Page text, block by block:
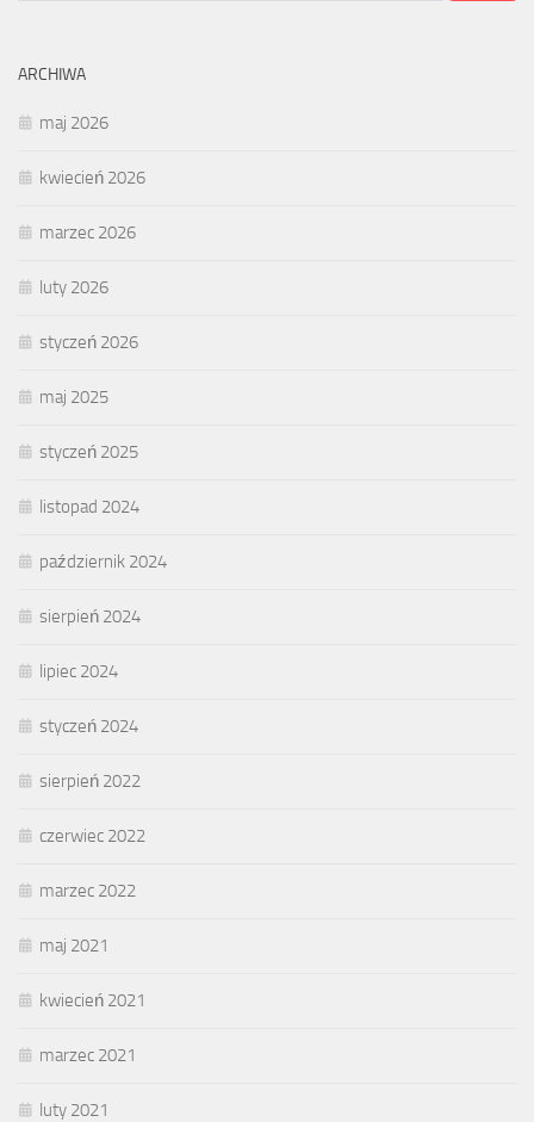
ARCHIWA
maj 2026
kwiecień 2026
marzec 2026
luty 2026
styczeń 2026
maj 2025
styczeń 2025
listopad 2024
październik 2024
sierpień 2024
lipiec 2024
styczeń 2024
sierpień 2022
czerwiec 2022
marzec 2022
maj 2021
kwiecień 2021
marzec 2021
luty 2021